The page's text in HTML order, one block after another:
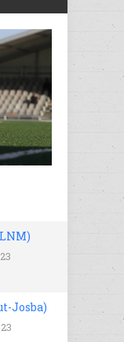
Josba)